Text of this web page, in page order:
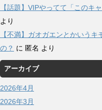
【話題】VIPやってて「このキ
より
【不満】ガオガエンとかいう
の？ に 匿名 より
アーカイブ
2026年4月
2026年3月